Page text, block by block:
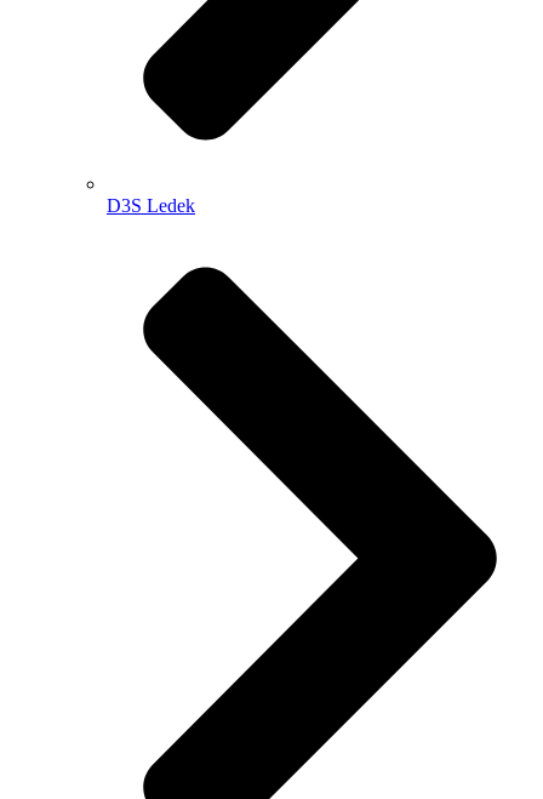
D3S Ledek